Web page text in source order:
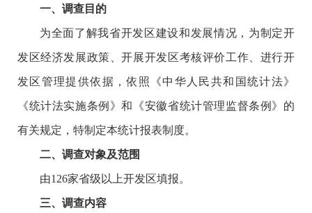
一、调查目的
为全面了解我省开发区建设和发展情况，为制定开
发区经济发展政策、开展开发区考核评价工作、进行开
发区管理提供依据，依照《中华人民共和国统计法》
《统计法实施条例》和《安徽省统计管理监督条例》的
有关规定，特制定本统计报表制度。
二、调查对象及范围
由126家省级以上开发区填报。
三、调查内容